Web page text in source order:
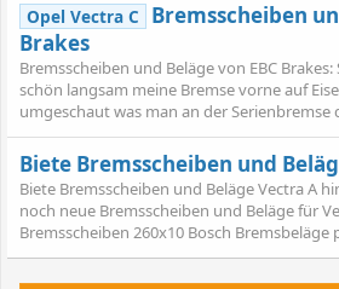
Opel Vectra C
Bremsscheiben
Brakes
Bremsscheiben und Beläge von EBC
schön langsam meine Bremse vorne auf
umgeschaut was man an der Serienbremse
Biete Bremsscheiben und
Biete Bremsscheiben und Beläge Vectra A
noch neue Bremsscheiben und Beläge für
Bremsscheiben 260x10 Bosch Bremsbeläge